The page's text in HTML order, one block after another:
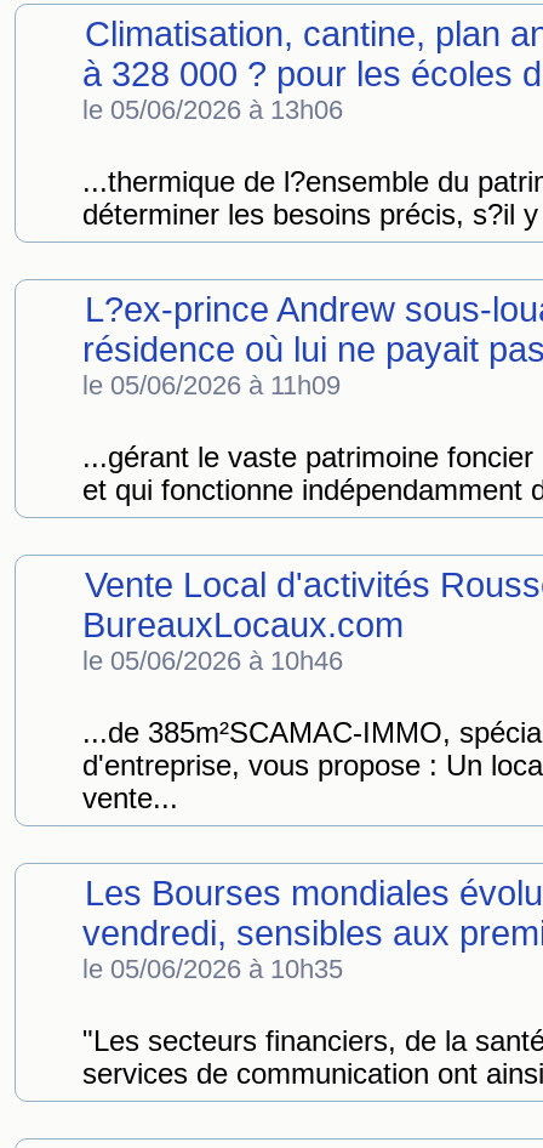
Climatisation, cantine, plan
à 328 000 ? pour les écoles
le 05/06/2026 à 13h06
...thermique de l?ensemble du
déterminer les besoins précis, s?il
L?ex-prince Andrew sous-
résidence où lui ne payait
le 05/06/2026 à 11h09
...gérant le vaste patrimoine
et qui fonctionne indépendamment
Vente Local d'activités
BureauxLocaux.com
le 05/06/2026 à 10h46
...de 385m²SCAMAC-IMMO,
d'entreprise, vous propose : Un
vente...
Les Bourses mondiales
vendredi, sensibles aux
le 05/06/2026 à 10h35
"Les secteurs financiers, de la
services de communication ont